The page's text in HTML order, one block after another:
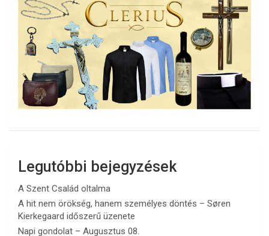
Legutóbbi bejegyzések
A Szent Család oltalma
A hit nem örökség, hanem személyes döntés – Søren
Kierkegaard időszerű üzenete
Napi gondolat – Augusztus 08.